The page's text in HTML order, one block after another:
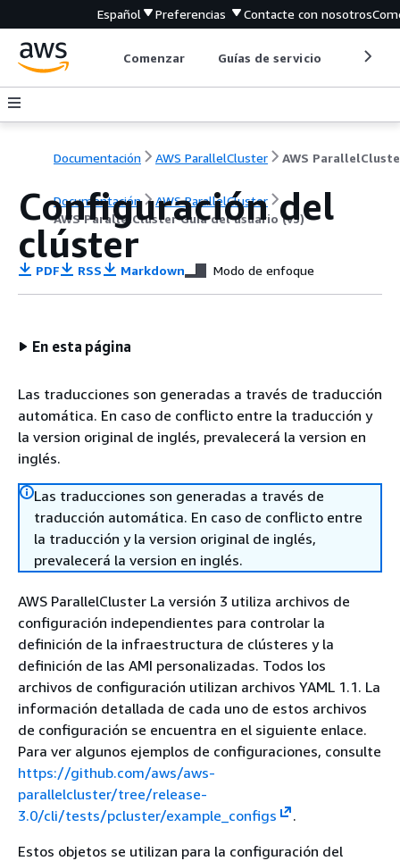
Español Preferencias Contacte con nosotros
Comenzar Guías de servicio
Documentación AWS ParallelCluster
Documentación
AWS ParallelCluster
AWS ParallelCluster Guía del usuario (v3)
Configuración del
clúster
PDF RSS Markdown Modo de enfoque
En esta página
Las traducciones son generadas a través de traducción
automática. En caso de conflicto entre la traducción y
la version original de inglés, prevalecerá la version en
inglés.
Las traducciones son generadas a través de
traducción automática. En caso de conflicto entre
la traducción y la version original de inglés,
prevalecerá la version en inglés.
AWS ParallelCluster La versión 3 utiliza archivos de
configuración independientes para controlar la
definición de la infraestructura de clústeres y la
definición de las AMI personalizadas. Todos los
archivos de configuración utilizan archivos YAML 1.1. La
información detallada de cada uno de estos archivos
de configuración se encuentra en el siguiente enlace.
Para ver algunos ejemplos de configuraciones, consulte
https://github.com/aws/aws-
parallelcluster/tree/release-
3.0/cli/tests/pcluster/example_configs
.
Estos objetos se utilizan para la configuración del